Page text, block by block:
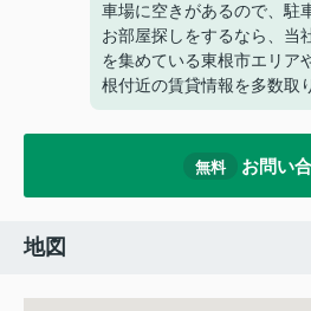
車場に空きがあるので、駐
お部屋探しをするなら、当
を集めている東根市エリア
根付近の賃貸情報を多数取
無料 お問い
地図